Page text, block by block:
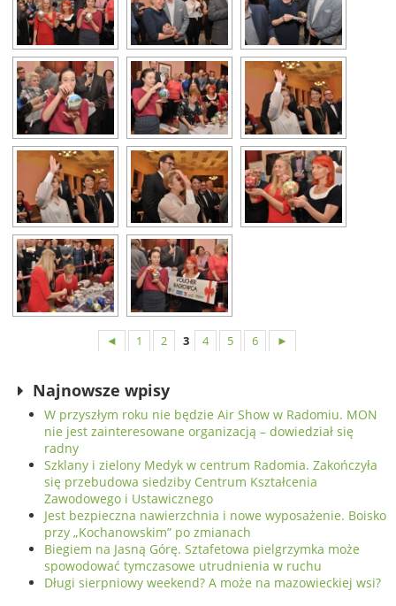
◄ 1 2 3 4 5 6 ►
Najnowsze wpisy
W przyszłym roku nie będzie Air Show w Radomiu. MON
nie jest zainteresowane organizacją – dowiedział się
radny
Szklany i zielony Medyk w centrum Radomia. Zakończyła
się przebudowa siedziby Centrum Kształcenia
Zawodowego i Ustawicznego
Jest bezpieczna nawierzchnia i nowe wyposażenie. Boisko
przy „Kochanowskim” po zmianach
Biegiem na Jasną Górę. Sztafetowa pielgrzymka może
spowodować tymczasowe utrudnienia w ruchu
Długi sierpniowy weekend? A może na mazowieckiej wsi?